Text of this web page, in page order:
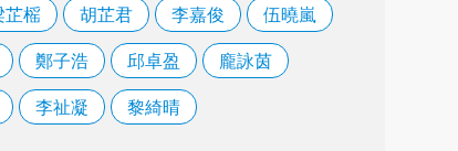
芷榣 胡芷君 李嘉俊
伍曉嵐
鄭子浩 邱卓盈
龐詠茵
李祉凝 黎綺晴